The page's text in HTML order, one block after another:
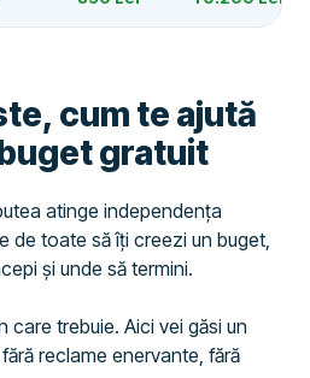
cum te ajută
gratuit
atinge independența
de toate să îți creezi un buget,
și unde să termini.
care trebuie. Aici vei găsi un
reclame enervante, fără